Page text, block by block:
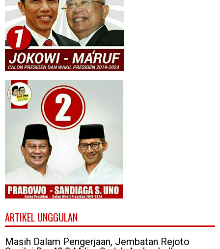
ARTIKEL UNGGULAN
Masih Dalam Pengerjaan, Jembatan Rejoto